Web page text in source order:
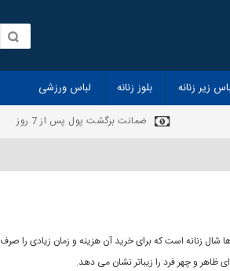
زیر زنانه بلوز زنانه لباس ورزشی
ضمانت برگشت پول پس از 7 روز
ها شال زنانه است که برای خرید آن هزینه و زمان زیادی
و چهر فرد را زیباتر نشان می دهد.